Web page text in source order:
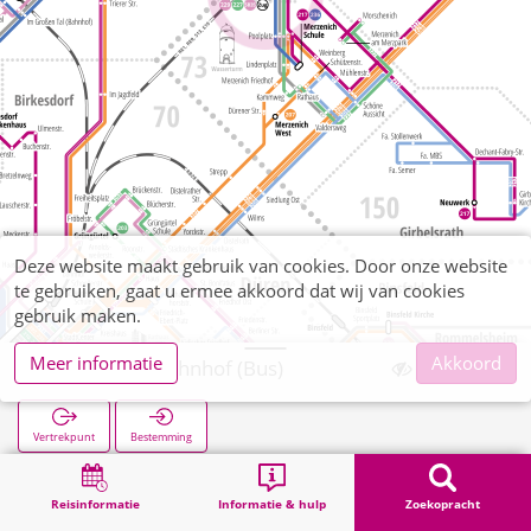
Reisinformatie Informatie & hulp Zoekopracht
Merzenich Bahnhof (Bus)
Vertrekpunt Bestemming
Zoekopracht Merzenich Bahnhof (Bus)
Deze website maakt gebruik van cookies. Door onze website
te gebruiken, gaat u ermee akkoord dat wij van cookies
gebruik maken.
Meer informatie
Akkoord